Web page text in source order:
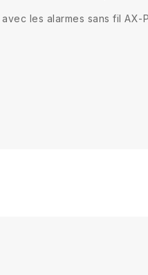
les alarmes sans fil AX-